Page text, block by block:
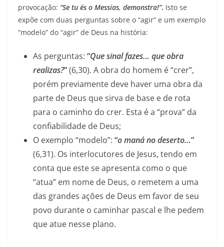
provocação: “Se tu és o Messias, demonstra!”. Isto se
expõe com duas perguntas sobre o “agir” e um exemplo
“modelo” do “agir” de Deus na história:
As perguntas: “Que sinal fazes… que obra
realizas?”(6,30). A obra do homem é “crer”,
porém previamente deve haver uma obra da
parte de Deus que sirva de base e de rota
para o caminho do crer. Esta é a “prova” da
confiabilidade de Deus;
O exemplo “modelo”: “o maná no deserto…”
(6,31). Os interlocutores de Jesus, tendo em
conta que este se apresenta como o que
“atua” em nome de Deus, o remetem a uma
das grandes ações de Deus em favor de seu
povo durante o caminhar pascal e lhe pedem
que atue nesse plano.